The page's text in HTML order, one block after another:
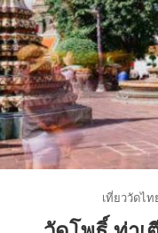
เที่ยววัดไ